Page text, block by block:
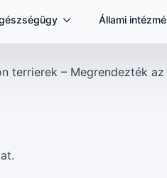
Állami
terrierek – Megrendezték